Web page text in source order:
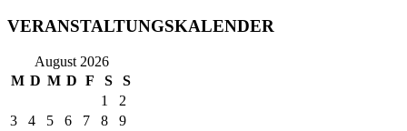
VERANSTALTUNGSKALENDER
August 2026
M D M D F S S
1
2
3
4 5 6 7 8
9